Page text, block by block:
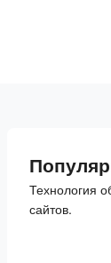
Технология
сайтов.